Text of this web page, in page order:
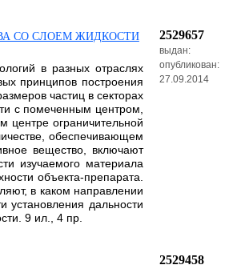
СО СЛОЕМ ЖИДКОСТИ
в разных отраслях
принципов построения
частиц в секторах
с помеченным центром,
центре ограничительной
обеспечивающем
вещество, включают
изучаемого материала
объекта-препарата.
в каком направлении
установления дальности
9 ил., 4 пр.
2529657
выдан:
опубликован:
27.09.2014
2529458